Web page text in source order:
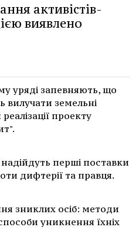
активістів-
виявлено
уряді запевняють, що
вилучати земельні
проекту
перші поставки
дифтерії та правця.
зниклих осіб: методи
уникнення їхніх